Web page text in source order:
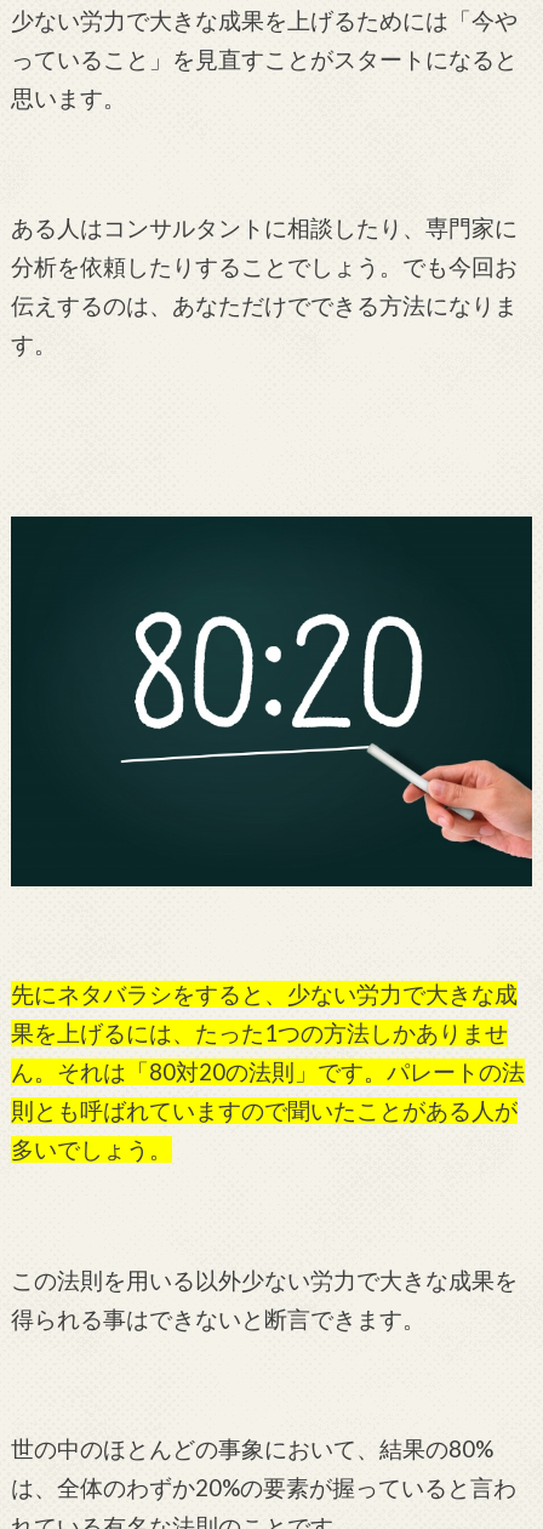
少ない労力で大きな成果を上げるためには「今や
っていること」を見直すことがスタートになると
思います。
ある人はコンサルタントに相談したり、専門家に
分析を依頼したりすることでしょう。でも今回お
伝えするのは、あなただけでできる方法になりま
す。
先にネタバラシをすると、少ない労力で大きな成
果を上げるには、たった1つの方法しかありませ
ん。それは「80対20の法則」です。パレートの法
則とも呼ばれていますので聞いたことがある人が
多いでしょう。
この法則を用いる以外少ない労力で大きな成果を
得られる事はできないと断言できます。
世の中のほとんどの事象において、結果の80%
は、全体のわずか20%の要素が握っていると言わ